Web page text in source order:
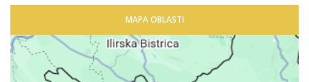
MAPA OBLASTI